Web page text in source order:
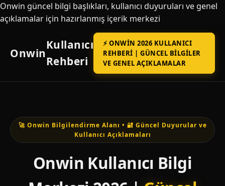
Onwin güncel bilgi başlıkları, kullanıcı duyuruları ve genel
açıklamalar için hazırlanmış içerik merkezi
Onwin
Kullanıcı
Rehberi
⚡ ONWIN 2026 KULLANICI
REHBERI | GÜNCEL BILGILER
VE GENEL AÇIKLAMALAR
🚀 Onwin Bilgilendirme Alanı • 🔐 Güncel Duyurular ve
Kullanıcı Açıklamaları
Onwin Kullanıcı Bilgi